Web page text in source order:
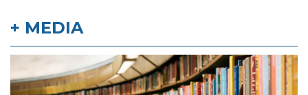
+ MEDIA